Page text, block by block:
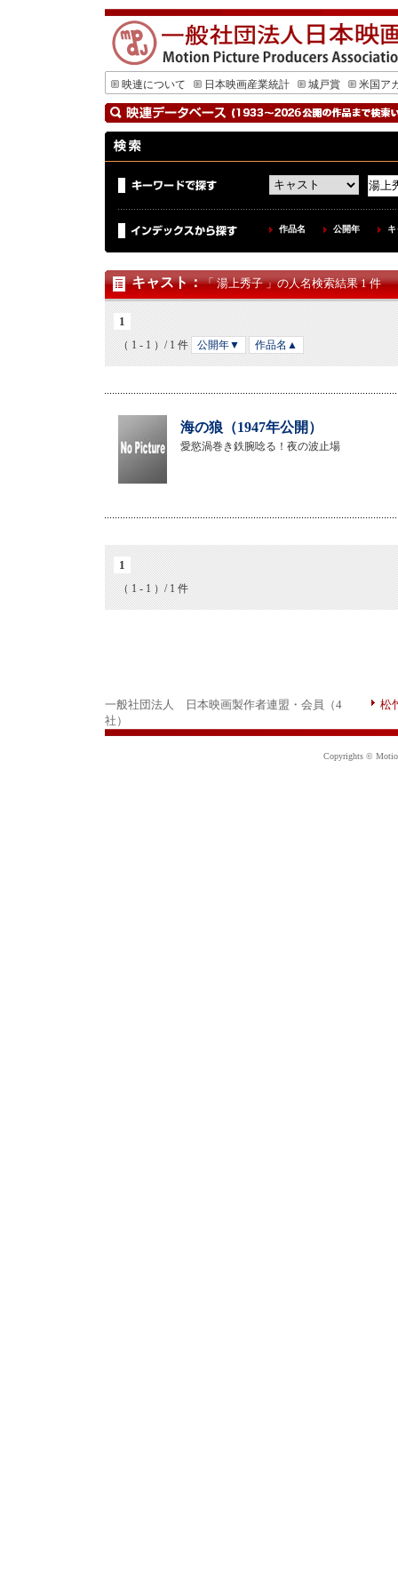
映連について 日本映画産業統計 城戸賞 米国ア
作品名 公開年
キャスト：「 湯上秀子 」の人名検索結果 1 件
1
（ 1 - 1 ）/ 1 件 公開年▼ 作品名▲
海の狼（1947年公開）
愛慾渦巻き鉄腕唸る！夜の波止場
1
（ 1 - 1 ）/ 1 件
一般社団法人 日本映画製作者連盟・会員（4
社）
松
Copyrights ©